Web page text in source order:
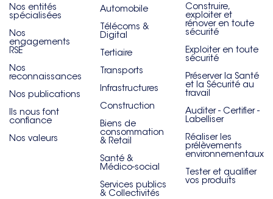
Nos entités
spécialisées
Nos
engagements
RSE
Nos
reconnaissances
Nos publications
Ils nous font
confiance
Nos valeurs
Automobile
Télécoms &
Digital
Tertiaire
Transports
Infrastructures
Construction
Biens de
consommation
& Retail
Santé &
Médico-social
Services publics
& Collectivités
Construire,
exploiter et
rénover en toute
sécurité
Exploiter en toute
sécurité
Préserver la Santé
et la Sécurité au
travail
Auditer - Certifier -
Labelliser
Réaliser les
prélèvements
environnementaux
Tester et qualifier
vos produits